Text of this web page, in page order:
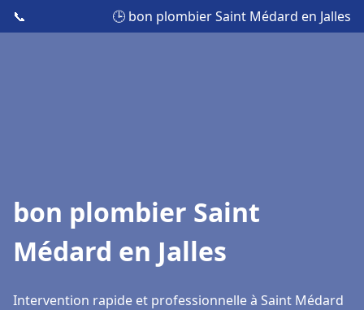
📞 🕒 bon plombier Saint Médard en Jalles
bon plombier Saint
Médard en Jalles
Intervention rapide et professionnelle à Saint Médard